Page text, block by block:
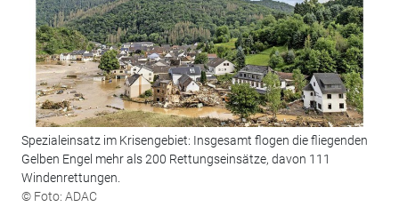
Spezialeinsatz im Krisengebiet: Insgesamt flogen die fliegenden
Gelben Engel mehr als 200 Rettungseinsätze, davon 111
Windenrettungen.
© Foto: ADAC